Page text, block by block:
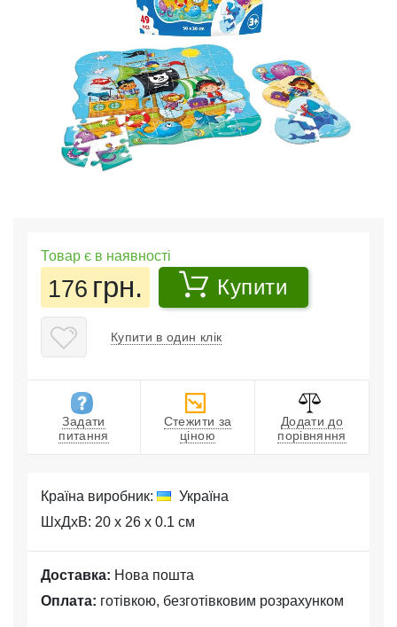
Товар є в наявності
176 грн. Купити
Купити в один клік
Задати
питання
Стежити за
ціною
Додати до
порівняння
Країна виробник:
Україна
ШхДхВ: 20 x 26 x 0.1 см
Доставка: Нова пошта
Оплата: готівкою, безготівковим розрахунком